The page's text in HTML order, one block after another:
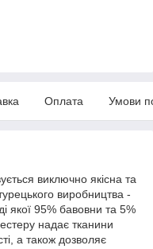
Оплата Умови
виключно якісна та
виробництва -
якої 95% бавовни та 5%
надає тканини
а також дозволяє